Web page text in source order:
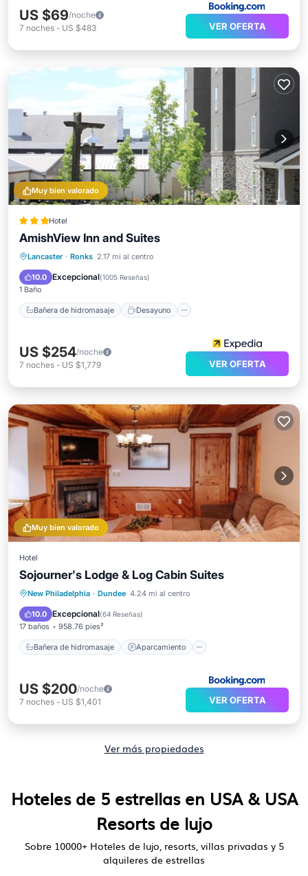
US $69/noche
7 noches - US $483 VER OFERTA
Muy bien valorado
Hotel
AmishView Inn and Suites
Lancaster · Ronks 2.17 mi al centro
10.0 Excepcional(1005 Reseñas)
1 Baño
Bañera de hidromasaje Desayuno
Bañera de hidromasaje
Aparcamiento
Piscina
US $254/noche
7 noches - US $1,779 VER OFERTA
Muy bien valorado
Hotel
Sojourner's Lodge & Log Cabin Suites
New Philadelphia · Dundee 4.24 mi al centro
10.0 Excepcional(64 Reseñas)
17 baños 958.76 pies²
Bañera de hidromasaje Aparcamiento
Bañera de hidromasaje
Aparcamiento
Balcón/Terraza
US $200/noche
7 noches - US $1,401 VER OFERTA
Ver más propiedades
Hoteles de 5 estrellas en USA & USA
Resorts de lujo
Sobre 10000+ Hoteles de lujo, resorts, villas privadas y 5
alquileres de estrellas